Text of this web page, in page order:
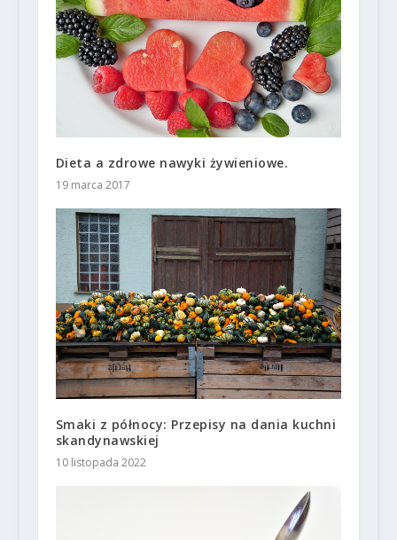
Dieta a zdrowe nawyki żywieniowe.
19 marca 2017
Smaki z północy: Przepisy na dania kuchni
skandynawskiej
10 listopada 2022